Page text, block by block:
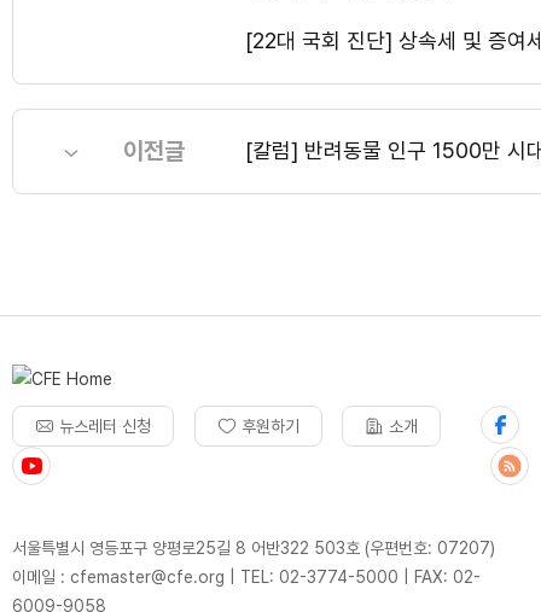
[22대 국회 진단] 상속세 및 증여
이전글 [칼럼] 반려동물 인구 1500만 시
뉴스레터 신청 후원하기 소개
서울특별시 영등포구 양평로25길 8 어반322 503호 (우편번호: 07207)
이메일 : cfemaster@cfe.org
TEL: 02-3774-5000
FAX: 02-
6009-9058